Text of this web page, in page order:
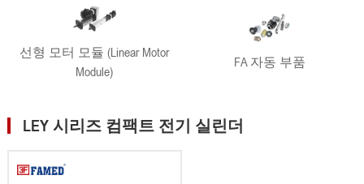
선형 모터 모듈 (Linear Motor
Module)
FA 자동 부품
LEY 시리즈 컴팩트 전기 실린더